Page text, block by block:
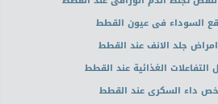
السوداء فى عيون القطط
جلد الانف عند القطط
الغذائية عند القطط
داء السكرى عند القطط